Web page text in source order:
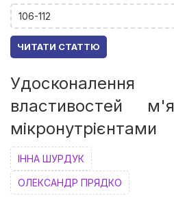
106-112
ЧИТАТИ СТАТТЮ
Удосконалення
властивостей
мікронутрієнтами
ІННА ШУРДУК
ОЛЕКСАНДР ПРЯДКО